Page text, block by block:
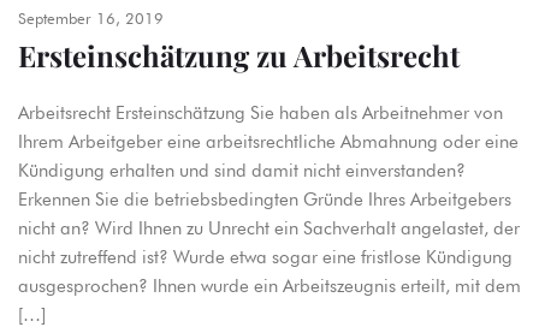
September 16, 2019
Ersteinschätzung zu Arbeitsrecht
Arbeitsrecht Ersteinschätzung Sie haben als Arbeitnehmer von
Ihrem Arbeitgeber eine arbeitsrechtliche Abmahnung oder eine
Kündigung erhalten und sind damit nicht einverstanden?
Erkennen Sie die betriebsbedingten Gründe Ihres Arbeitgebers
nicht an? Wird Ihnen zu Unrecht ein Sachverhalt angelastet, der
nicht zutreffend ist? Wurde etwa sogar eine fristlose Kündigung
ausgesprochen? Ihnen wurde ein Arbeitszeugnis erteilt, mit dem
[…]